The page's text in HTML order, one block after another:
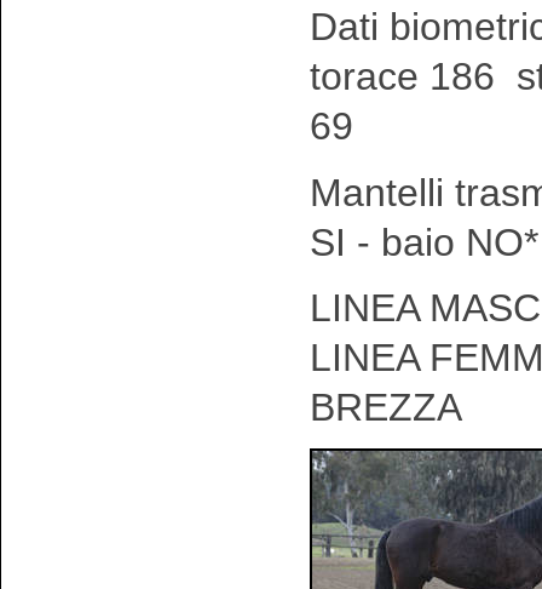
Dati
torace 186
69
Mantelli
SI - baio
LINEA
LINEA
BREZZA